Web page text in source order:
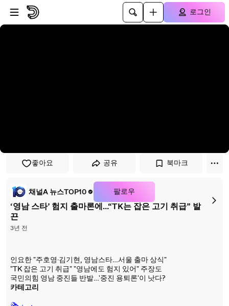
플레이어로 건너뛰기
본문으로 건너뛰기
로그인
좋아요 공유 북마크
채널A 뉴스TOP10 팔로우
‘영남 스타’ 험지 출마론에…“TK는 잡은 고기 취급” 발
끈
3년 전
인요한 "주호영·김기현, 영남스타…서울 출마 상식"
"TK 잡은 고기 취급" "영남에도 험지 있어" 주장도
국민의힘 영남 중진들 반발…'중진 용퇴론'이 낫다?
카테고리